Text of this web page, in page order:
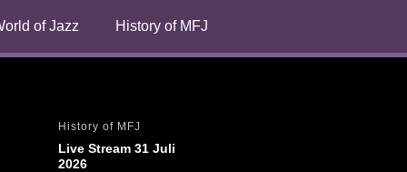
of Jazz History of MFJ
History of MFJ
Live Stream 31 Juli
2026